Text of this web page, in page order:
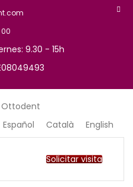
9.30 - 15h
Español Català English
Solicitar visita